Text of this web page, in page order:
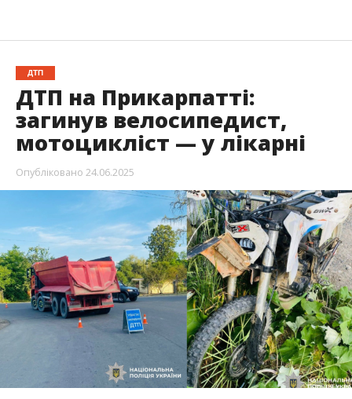
ДТП
ДТП на Прикарпатті:
загинув велосипедист,
мотоцикліст — у лікарні
Опубліковано 24.06.2025